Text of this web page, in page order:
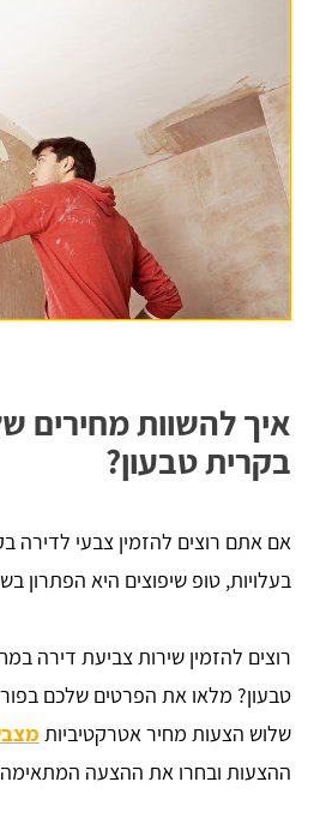
איך להשוות מחירים
בקרית טבעון?
אם אתם רוצים להזמין צבעי לדירה
בעלויות, טופ שיפוצים היא הפתרון
רוצים להזמין שירות צביעת דירה
טבעון? מלאו את הפרטים שלכם
שלוש הצעות מחיר אטרקטיביות
ההצעות ובחרו את ההצעה